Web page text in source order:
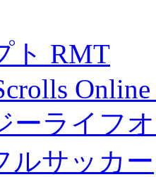
ト RMT
ーライフ
ルサッカー